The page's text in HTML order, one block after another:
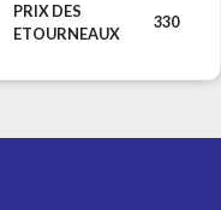
PRIX DES
ETOURNEAUX
330